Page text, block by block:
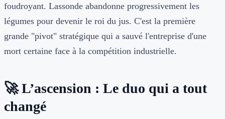
foudroyant. Lassonde abandonne progressivement les
légumes pour devenir le roi du jus. C'est la première
grande "pivot" stratégique qui a sauvé l'entreprise d'une
mort certaine face à la compétition industrielle.
🚀 L’ascension : Le duo qui a tout
changé